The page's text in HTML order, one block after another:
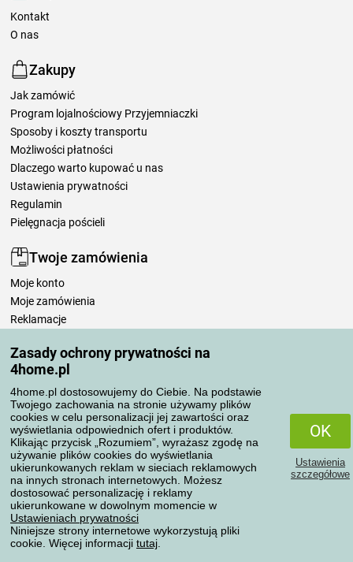
Zasady ochrony prywatności na
4home.pl
4home.pl dostosowujemy do Ciebie. Na podstawie
Twojego zachowania na stronie używamy plików
cookies w celu personalizacji jej zawartości oraz
wyświetlania odpowiednich ofert i produktów.
Klikając przycisk „Rozumiem”, wyrażasz zgodę na
używanie plików cookies do wyświetlania
ukierunkowanych reklam w sieciach reklamowych
na innych stronach internetowych. Możesz
dostosować personalizację i reklamy
ukierunkowane w dowolnym momencie w
Ustawieniach prywatności
Niniejsze strony internetowe wykorzystują pliki
cookie. Więcej informacji tutaj
OK
Ustawienia
szczegółowe
Kontakt
O nas
Zakupy
Jak zamówić
Program lojalnościowy Przyjemniaczki
Sposoby i koszty transportu
Możliwości płatności
Dlaczego warto kupować u nas
Ustawienia prywatności
Regulamin
Pielęgnacja pościeli
Twoje zamówienia
Moje konto
Moje zamówienia
Reklamacje
Zasady przetwarzania recenzji
Sposoby transportu
Metody płatności
Niezawodny sklep